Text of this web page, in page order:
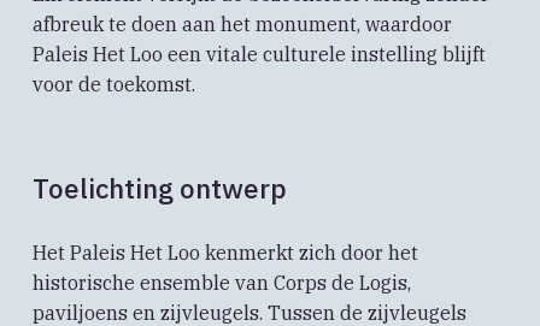
afbreuk te doen aan het monument, waardoor
Paleis Het Loo een vitale culturele instelling blijft
voor de toekomst.
Toelichting ontwerp
Het Paleis Het Loo kenmerkt zich door het
historische ensemble van Corps de Logis,
paviljoens en zijvleugels. Tussen de zijvleugels